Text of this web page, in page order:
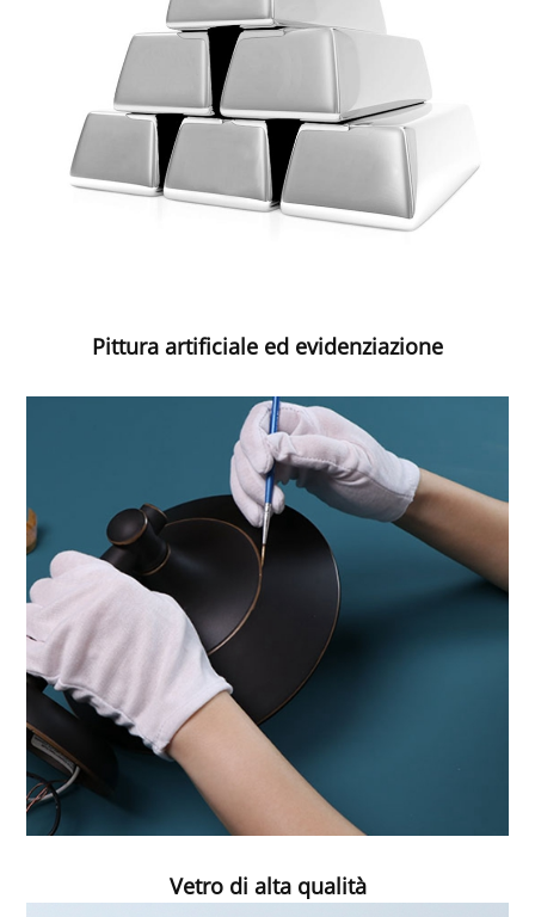
Pittura artificiale ed evidenziazione
Vetro di alta qualità